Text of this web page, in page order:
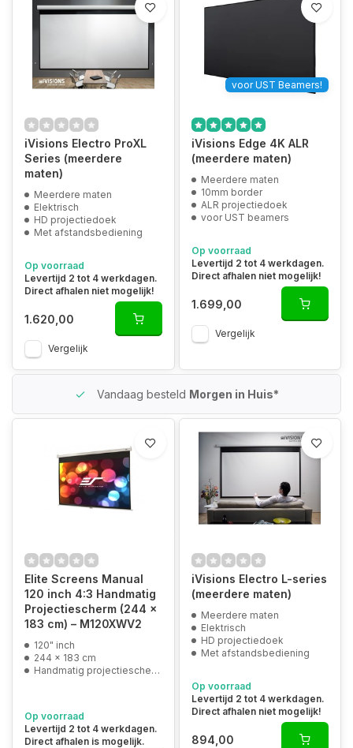
iVisions Electro ProXL
Series (meerdere
maten)
Meerdere maten
Elektrisch
HD projectiedoek
Met afstandsbediening
Op voorraad
Levertijd 2 tot 4 werkdagen.
Direct afhalen niet mogelijk!
1.620,00
Vergelijk
voor UST Beamers!
iVisions Edge 4K ALR
(meerdere maten)
Meerdere maten
10mm border
ALR projectiedoek
voor UST beamers
Op voorraad
Levertijd 2 tot 4 werkdagen.
Direct afhalen niet mogelijk!
1.699,00
Vergelijk
30 DagenRetour*
Elite Screens Manual
120 inch 4:3 Handmatig
Projectiescherm (244 x
183 cm) – M120XWV2
120" inch
244 x 183 cm
Handmatig projectiescherm
Op voorraad
Levertijd 2 tot 4 werkdagen.
Direct afhalen is mogelijk.
iVisions Electro L-series
(meerdere maten)
Meerdere maten
Elektrisch
HD projectiedoek
Met afstandsbediening
Op voorraad
Levertijd 2 tot 4 werkdagen.
Direct afhalen niet mogelijk!
894,00